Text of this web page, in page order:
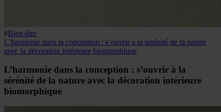
#Bien-être
L’harmonie dans la conception : s’ouvrir à la sérénité de la nature
avec la décoration intérieure biomorphique
L’harmonie dans la conception : s’ouvrir à la
sérénité de la nature avec la décoration intérieure
biomorphique